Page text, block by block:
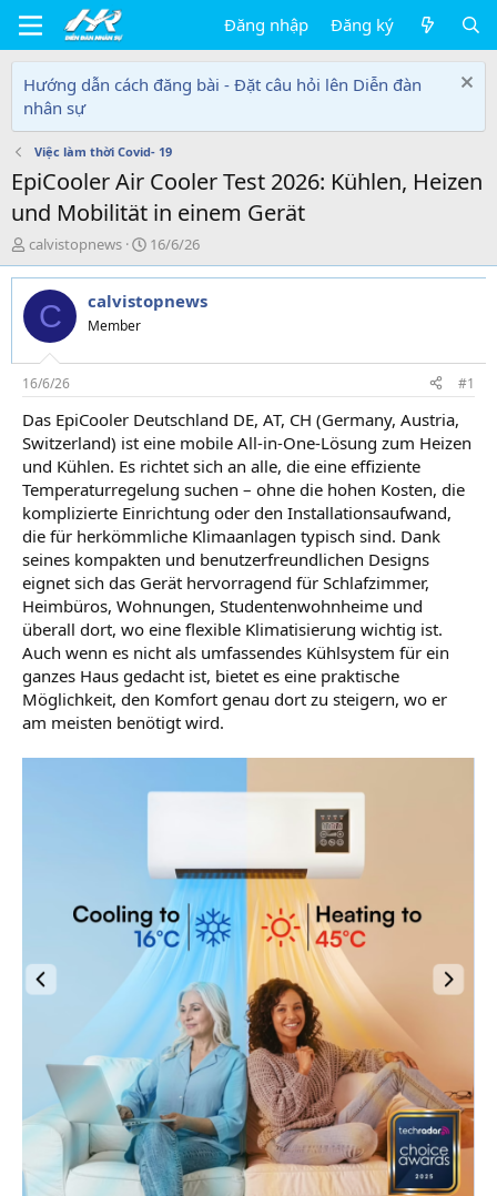
Đăng nhập Đăng ký
Hướng dẫn cách đăng bài - Đặt câu hỏi lên Diễn đàn
nhân sự
Việc làm thời Covid- 19
EpiCooler Air Cooler Test 2026: Kühlen, Heizen
und Mobilität in einem Gerät
T
h
r
e
d
s
t
a
r
t
e
r
calvistopnews
N
g
à
y
i
16/6/26
C calvistopnews
Member
16/6/26 #1
Das EpiCooler Deutschland DE, AT, CH (Germany, Austria,
Switzerland) ist eine mobile All-in-One-Lösung zum Heizen
und Kühlen. Es richtet sich an alle, die eine effiziente
Temperaturregelung suchen – ohne die hohen Kosten, die
komplizierte Einrichtung oder den Installationsaufwand,
die für herkömmliche Klimaanlagen typisch sind. Dank
seines kompakten und benutzerfreundlichen Designs
eignet sich das Gerät hervorragend für Schlafzimmer,
Heimbüros, Wohnungen, Studentenwohnheime und
überall dort, wo eine flexible Klimatisierung wichtig ist.
Auch wenn es nicht als umfassendes Kühlsystem für ein
ganzes Haus gedacht ist, bietet es eine praktische
Möglichkeit, den Komfort genau dort zu steigern, wo er
am meisten benötigt wird.